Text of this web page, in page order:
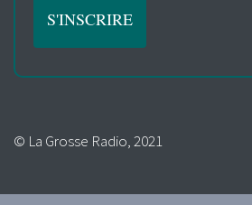
© La Grosse Radio, 2021